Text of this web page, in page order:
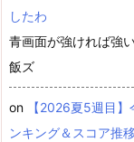
したわ
青画面が強ければ強
飯ズ
on
【2026夏5週目
ンキング＆スコア推